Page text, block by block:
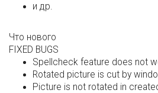
и др.
Что нового
FIXED BUGS
Spellcheck feature does not
Rotated picture is cut by
Picture is not rotated in